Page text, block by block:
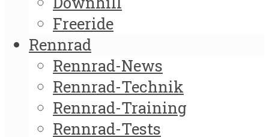
Freeride
Rennrad
Rennrad-News
Rennrad-Technik
Rennrad-Training
Rennrad-Tests